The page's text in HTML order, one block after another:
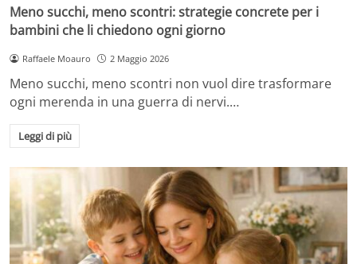
Meno succhi, meno scontri: strategie concrete per i
bambini che li chiedono ogni giorno
Raffaele Moauro 2 Maggio 2026
Meno succhi, meno scontri non vuol dire trasformare
ogni merenda in una guerra di nervi.…
Leggi di più